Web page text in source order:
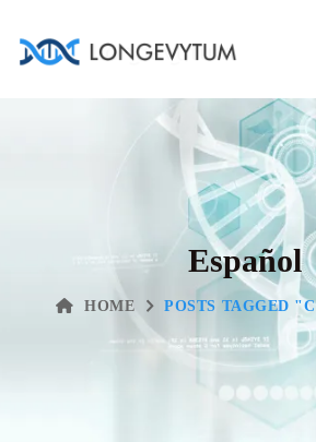
Español
HOME POSTS TAGGED